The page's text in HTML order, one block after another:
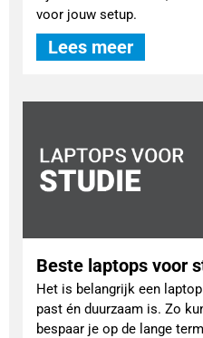
voor jouw setup.
Lees meer
Beste laptops voor
Het is belangrijk een
past én duurzaam is. Zo
bespaar je op de lange